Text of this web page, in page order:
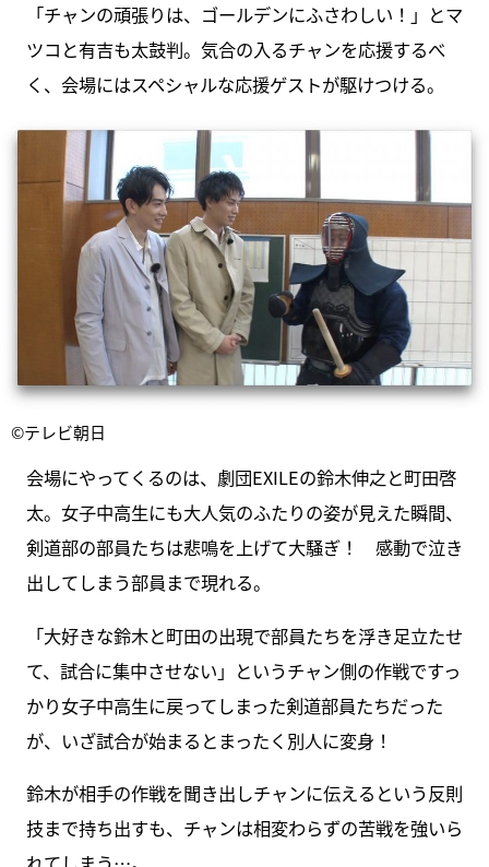
「チャンの頑張りは、ゴールデンにふさわしい！」とマ
ツコと有吉も太鼓判。気合の入るチャンを応援するべ
く、会場にはスペシャルな応援ゲストが駆けつける。
©テレビ朝日
会場にやってくるのは、劇団EXILEの鈴木伸之と町田啓
太。女子中高生にも大人気のふたりの姿が見えた瞬間、
剣道部の部員たちは悲鳴を上げて大騒ぎ！ 感動で泣き
出してしまう部員まで現れる。
「大好きな鈴木と町田の出現で部員たちを浮き足立たせ
て、試合に集中させない」というチャン側の作戦ですっ
かり女子中高生に戻ってしまった剣道部員たちだった
が、いざ試合が始まるとまったく別人に変身！
鈴木が相手の作戦を聞き出しチャンに伝えるという反則
技まで持ち出すも、チャンは相変わらずの苦戦を強いら